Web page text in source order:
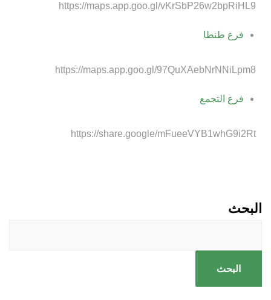
https://maps.app.goo.gl/vKrSbP26w2bpRiHL9
فرع طنطا
https://maps.app.goo.gl/97QuXAebNrNNiLpm8
فرع التجمع
https://share.google/mFueeVYB1whG9i2Rt
البحث
البحث